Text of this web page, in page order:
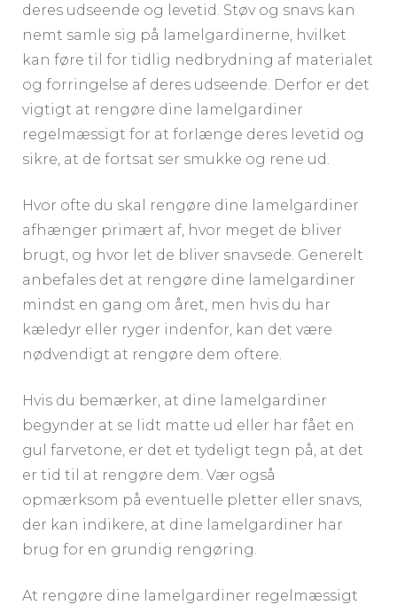
deres udseende og levetid. Støv og snavs kan
nemt samle sig på lamelgardinerne, hvilket
kan føre til for tidlig nedbrydning af materialet
og forringelse af deres udseende. Derfor er det
vigtigt at rengøre dine lamelgardiner
regelmæssigt for at forlænge deres levetid og
sikre, at de fortsat ser smukke og rene ud.
Hvor ofte du skal rengøre dine lamelgardiner
afhænger primært af, hvor meget de bliver
brugt, og hvor let de bliver snavsede. Generelt
anbefales det at rengøre dine lamelgardiner
mindst en gang om året, men hvis du har
kæledyr eller ryger indenfor, kan det være
nødvendigt at rengøre dem oftere.
Hvis du bemærker, at dine lamelgardiner
begynder at se lidt matte ud eller har fået en
gul farvetone, er det et tydeligt tegn på, at det
er tid til at rengøre dem. Vær også
opmærksom på eventuelle pletter eller snavs,
der kan indikere, at dine lamelgardiner har
brug for en grundig rengøring.
At rengøre dine lamelgardiner regelmæssigt